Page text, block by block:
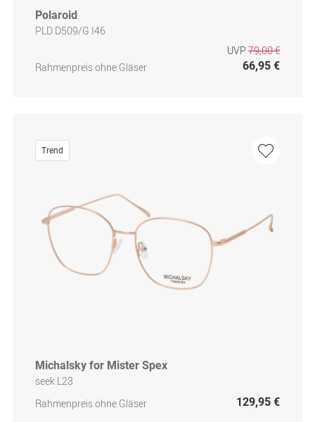
Polaroid
PLD D509/G I46
Rahmenpreis ohne Gläser
UVP 79,00 €
66,95 €
Trend
Michalsky for Mister Spex
seek L23
Rahmenpreis ohne Gläser
129,95 €